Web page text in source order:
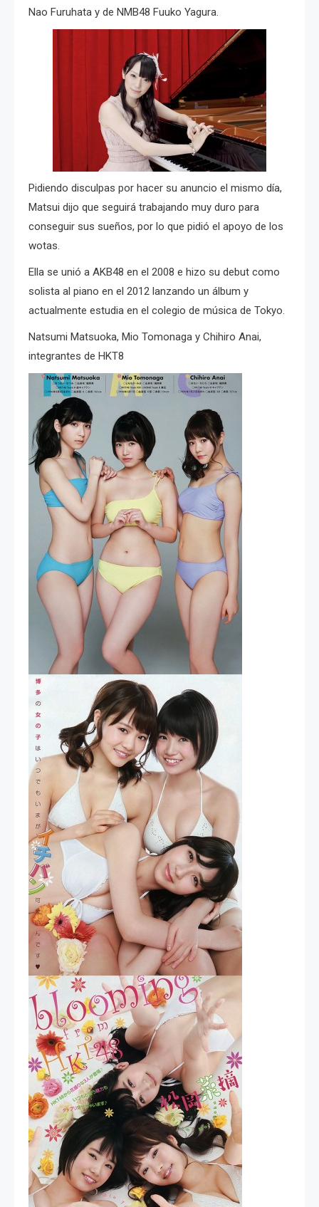
Nao Furuhata y de NMB48 Fuuko Yagura.
Pidiendo disculpas por hacer su anuncio el mismo día,
Matsui dijo que seguirá trabajando muy duro para
conseguir sus sueños, por lo que pidió el apoyo de los
wotas.
Ella se unió a AKB48 en el 2008 e hizo su debut como
solista al piano en el 2012 lanzando un álbum y
actualmente estudia en el colegio de música de Tokyo.
Natsumi Matsuoka, Mio Tomonaga y Chihiro Anai,
integrantes de HKT8